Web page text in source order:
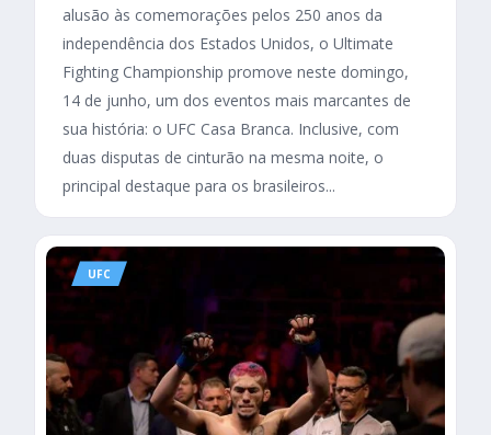
alusão às comemorações pelos 250 anos da
independência dos Estados Unidos, o Ultimate
Fighting Championship promove neste domingo,
14 de junho, um dos eventos mais marcantes de
sua história: o UFC Casa Branca. Inclusive, com
duas disputas de cinturão na mesma noite, o
principal destaque para os brasileiros...
UFC